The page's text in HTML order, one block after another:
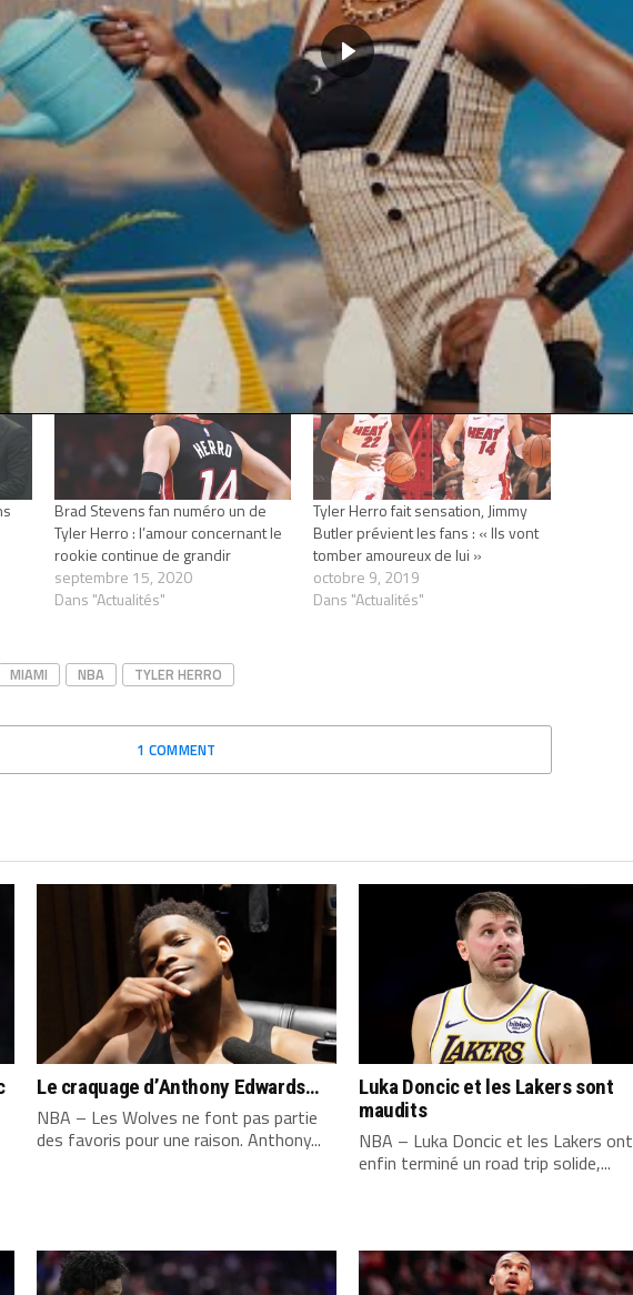
5 titularisations, 33 minutes de moyenne par match, 16 points à 43%, 5.1 rebonds et
0 titularisation, 23 minutes de moyenne par match, 9.1 points à 32%, 3.3 rebonds et 1.8
Brad Stevens fan numéro un de
Tyler Herro : l’amour concernant le
rookie continue de grandir
septembre 15, 2020
Dans "Actualités"
Tyler Herro fait sensation, Jimmy
Butler prévient les fans : « Ils vont
tomber amoureux de lui »
octobre 9, 2019
Dans "Actualités"
MIAMI NBA TYLER HERRO
1 COMMENT
Le craquage d’Anthony Edwards…
NBA – Les Wolves ne font pas partie
des favoris pour une raison. Anthony...
Luka Doncic et les Lakers sont
maudits
NBA – Luka Doncic et les Lakers ont
enfin terminé un road trip solide,...